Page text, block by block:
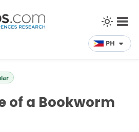
PH
of a Bookworm